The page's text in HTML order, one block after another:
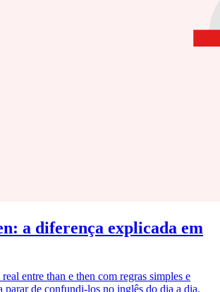
a diferença explicada em
entre than e then com regras simples e
parar de confundi-los no inglês do dia a dia.